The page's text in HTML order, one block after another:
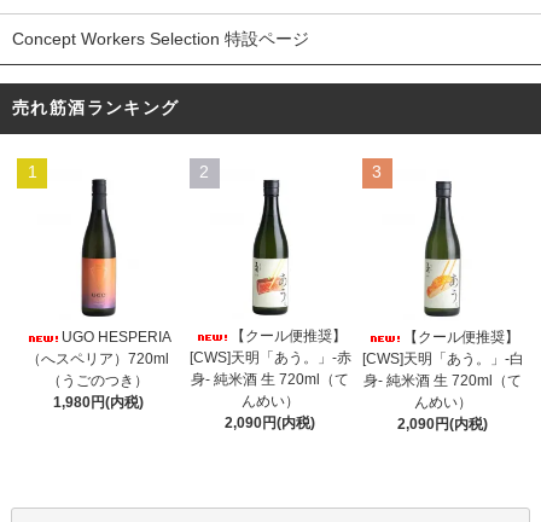
Concept Workers Selection 特設ページ
売れ筋酒ランキング
1
UGO HESPERIA
（へスペリア）720ml
（うごのつき）
1,980円(内税)
2
【クール便推奨】
[CWS]天明「あう。」-赤
身- 純米酒 生 720ml（て
んめい）
2,090円(内税)
3
【クール便推奨】
[CWS]天明「あう。」-白
身- 純米酒 生 720ml（て
んめい）
2,090円(内税)